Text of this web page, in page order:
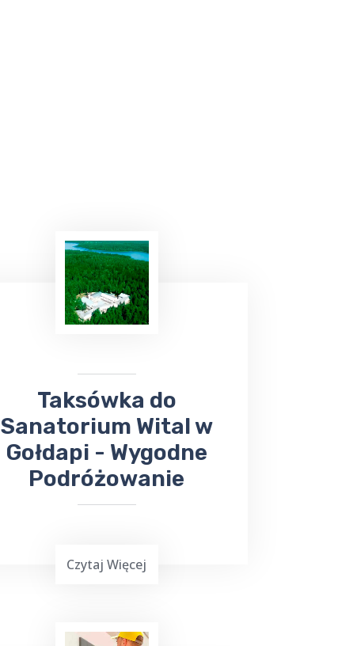
Taksówka do
Sanatorium Wital w
Gołdapi - Wygodne
Podróżowanie
Czytaj Więcej